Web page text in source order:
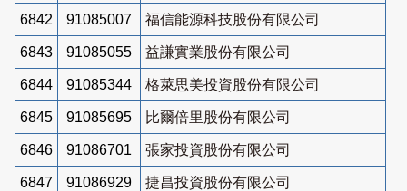
6842 91085007 福信能源科技股份有限公司
6843 91085055 益謙實業股份有限公司
6844 91085344 格萊思美投資股份有限公司
6845 91085695 比爾倍里股份有限公司
6846 91086701 張家投資股份有限公司
6847 91086929 捷昌投資股份有限公司